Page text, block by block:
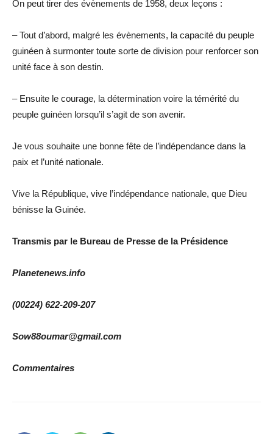
On peut tirer des évènements de 1958, deux leçons :
– Tout d’abord, malgré les évènements, la capacité du peuple
guinéen à surmonter toute sorte de division pour renforcer son
unité face à son destin.
– Ensuite le courage, la détermination voire la témérité du
peuple guinéen lorsqu’il s’agit de son avenir.
Je vous souhaite une bonne fête de l’indépendance dans la
paix et l’unité nationale.
Vive la République, vive l’indépendance nationale, que Dieu
bénisse la Guinée.
Transmis par le Bureau de Presse de la Présidence
Planetenews.info
(00224) 622-209-207
Sow88oumar@gmail.com
Commentaires